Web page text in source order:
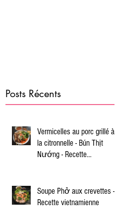
Posts Récents
Vermicelles au porc grillé à
la citronnelle - Bún Thịt
Nướng - Recette
Soupe Phở aux crevettes -
Recette vietnamienne